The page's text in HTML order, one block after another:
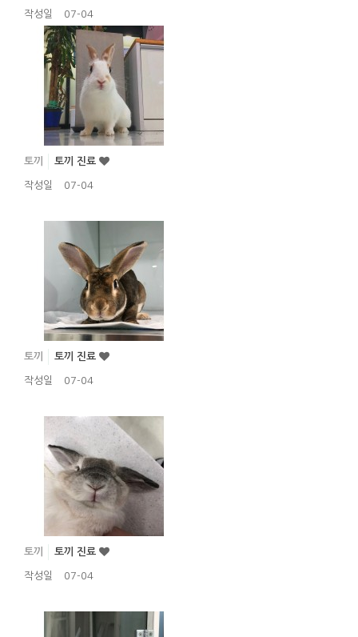
작성일 07-04
토끼 토끼 진료
작성일 07-04
토끼 토끼 진료
작성일 07-04
토끼 토끼 진료
작성일 07-04